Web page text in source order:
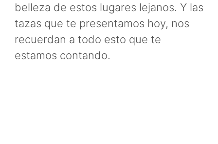
belleza de estos lugares lejanos. Y las
tazas que te presentamos hoy, nos
recuerdan a todo esto que te
estamos contando.